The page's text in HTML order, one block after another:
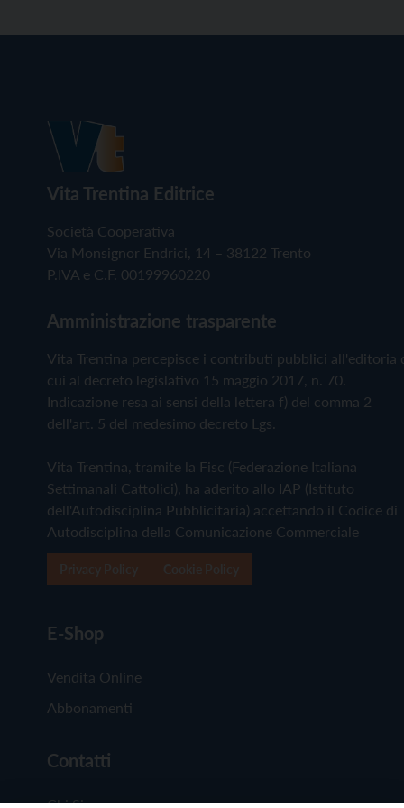
Vita Trentina Editrice
Società Cooperativa
Via Monsignor Endrici, 14 – 38122 Trento
P.IVA e C.F. 00199960220
Amministrazione trasparente
Vita Trentina percepisce i contributi pubblici all'editoria
cui al decreto legislativo 15 maggio 2017, n. 70.
Indicazione resa ai sensi della lettera f) del comma 2
dell'art. 5 del medesimo decreto Lgs.
Vita Trentina, tramite la Fisc (Federazione Italiana
Settimanali Cattolici), ha aderito allo IAP (Istituto
dell'Autodisciplina Pubblicitaria) accettando il Codice di
Autodisciplina della Comunicazione Commerciale
E-Shop
Vendita Online
Abbonamenti
Contatti
Chi Siamo